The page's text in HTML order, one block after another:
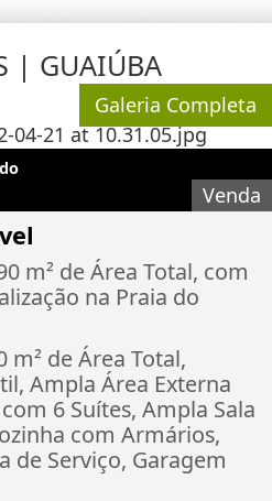
| GUAIÚBA
Galeria Completa
Venda
m² de Área Total, com
na Praia do
m² de Área Total,
Ampla Área Externa
6 Suítes, Ampla Sala
com Armários,
de Serviço, Garagem